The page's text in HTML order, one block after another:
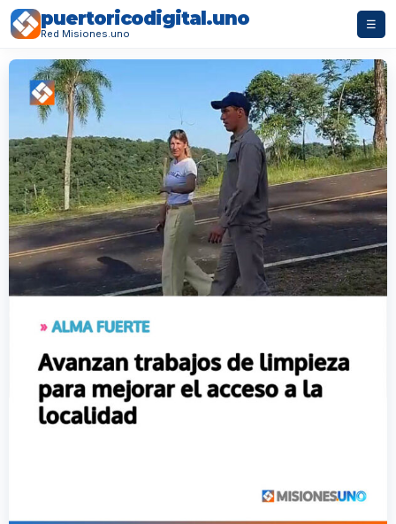
puertoricodigital.uno
Red Misiones.uno
☰